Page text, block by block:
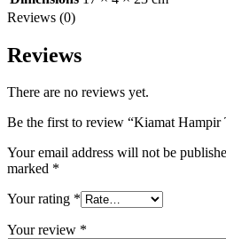
Reviews (0)
Reviews
There are no reviews yet.
Be the first to review “Kiamat Hampir
Your email address will not be
marked *
Your rating *
Your review *